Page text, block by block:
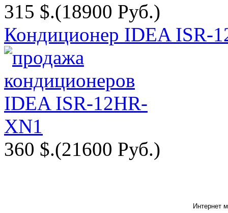
315 $.(18900 Руб.)
Кондиционер IDEA ISR-
360 $.(21600 Руб.)
Интернет